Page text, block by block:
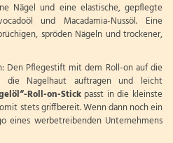
Nägel und eine elastische, gepflegte
und Macadamia-Nussöl. Eine
spröden Nägeln und trockener,
Den Pflegestift mit dem Roll-on auf die
die Nagelhaut auftragen und leicht
Roll-on-Stickpasst in die kleinste
stets griffbereit. Wenn dann noch ein
eines werbetreibenden Unternehmens